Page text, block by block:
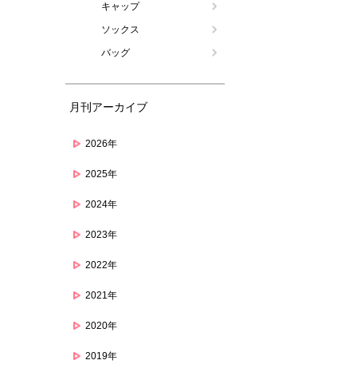
キャップ
ソックス
バッグ
月刊アーカイブ
2026年
2025年
2024年
2023年
2022年
2021年
2020年
2019年